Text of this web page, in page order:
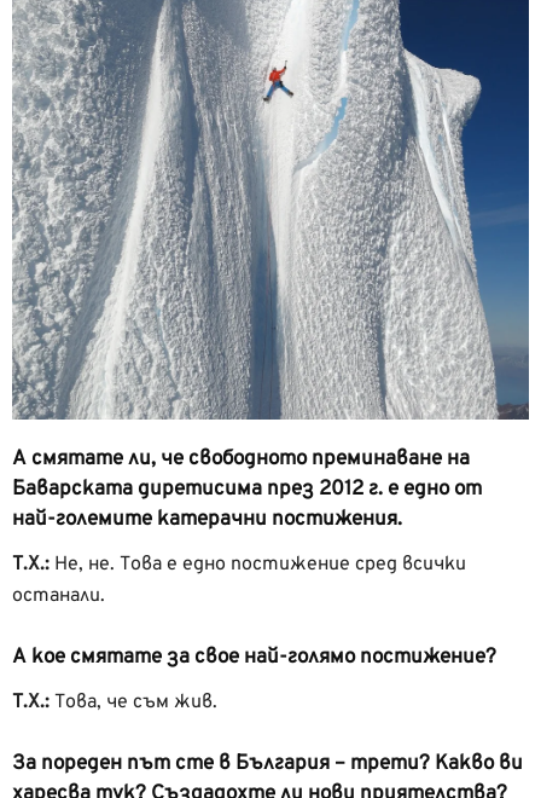
А смятате ли, че свободното преминаване на
Баварската диретисима през 2012 г. е едно от
най-големите катерачни постижения.
Т.Х.: Не, не. Това е едно постижение сред всички
останали.
А кое смятате за свое най-голямо постижение?
Т.Х.: Това, че съм жив.
За пореден път сте в България – трети? Какво ви